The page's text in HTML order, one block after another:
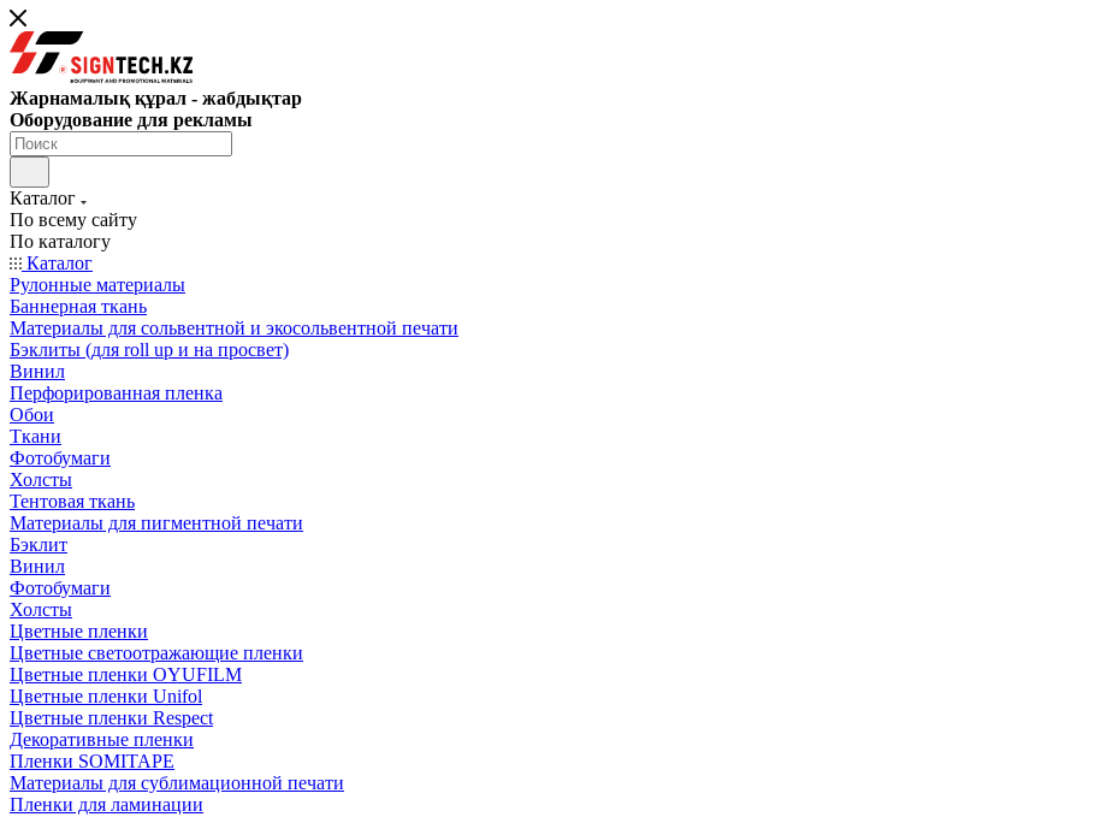
Жарнамалық құрал - жабдықтар
Оборудование для рекламы
Каталог
По всему сайту
По каталогу
Каталог
Рулонные материалы
Баннерная ткань
Материалы для сольвентной и экосольвентной печати
Бэклиты (для roll up и на просвет)
Винил
Перфорированная пленка
Обои
Ткани
Фотобумаги
Холсты
Тентовая ткань
Материалы для пигментной печати
Бэклит
Винил
Фотобумаги
Холсты
Цветные пленки
Цветные светоотражающие пленки
Цветные пленки OYUFILM
Цветные пленки Unifol
Цветные пленки Respect
Декоративные пленки
Пленки SOMITAPE
Материалы для сублимационной печати
Пленки для ламинации